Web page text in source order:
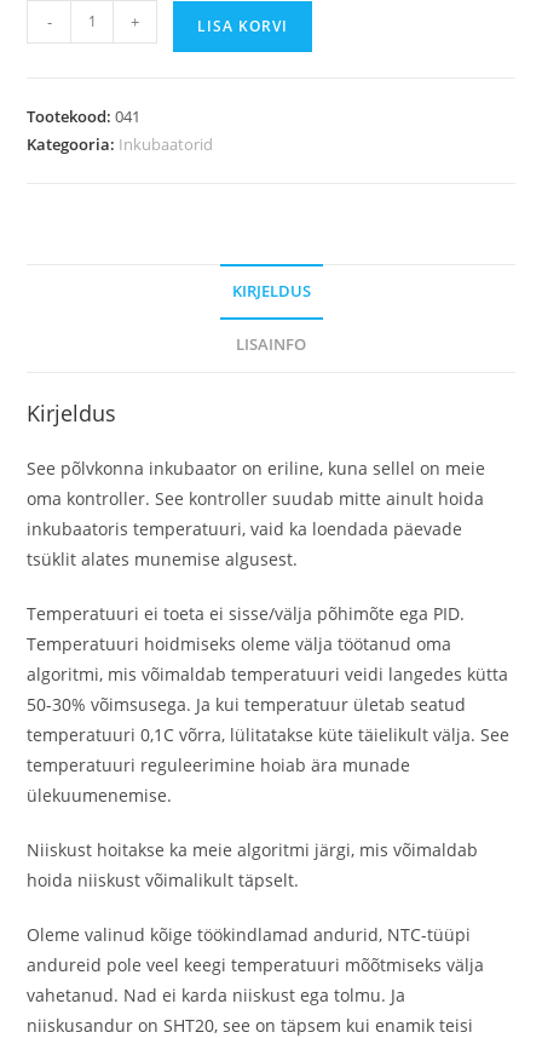
- + LISA KORVI
Tootekood:041
Kategooria: Inkubaatorid
KIRJELDUS
LISAINFO
Kirjeldus
See põlvkonna inkubaator on eriline, kuna sellel on meie
oma kontroller. See kontroller suudab mitte ainult hoida
inkubaatoris temperatuuri, vaid ka loendada päevade
tsüklit alates munemise algusest.
Temperatuuri ei toeta ei sisse/välja põhimõte ega PID.
Temperatuuri hoidmiseks oleme välja töötanud oma
algoritmi, mis võimaldab temperatuuri veidi langedes kütta
50-30% võimsusega. Ja kui temperatuur ületab seatud
temperatuuri 0,1C võrra, lülitatakse küte täielikult välja. See
temperatuuri reguleerimine hoiab ära munade
ülekuumenemise.
Niiskust hoitakse ka meie algoritmi järgi, mis võimaldab
hoida niiskust võimalikult täpselt.
Oleme valinud kõige töökindlamad andurid, NTC-tüüpi
andureid pole veel keegi temperatuuri mõõtmiseks välja
vahetanud. Nad ei karda niiskust ega tolmu. Ja
niiskusandur on SHT20, see on täpsem kui enamik teisi